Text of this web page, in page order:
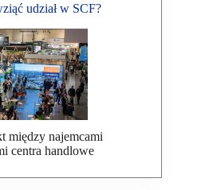
udział w SCF?
między najemcami
centra handlowe